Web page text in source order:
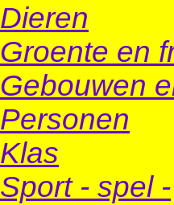
Dieren
Groente en
Gebouwen
Personen
Klas
Sport - spel -